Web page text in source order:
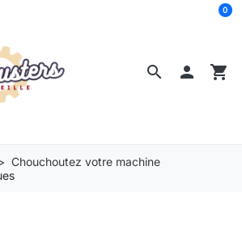
search  shopping_cart
0
Chouchoutez votre machine